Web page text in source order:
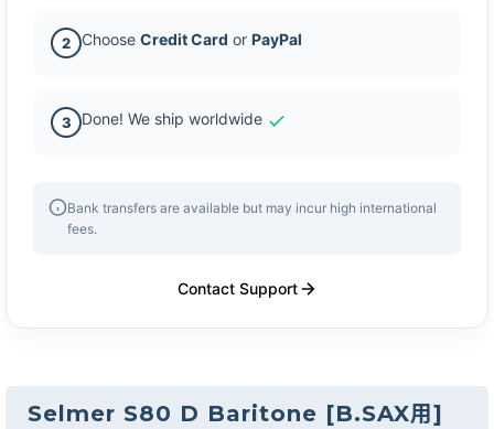
Selmer S80 D Baritone [B.SAX用 ]
2 Choose Credit Card or PayPal
3 Done! We ship worldwide
Bank transfers are available but may incur high international
fees.
Contact Support